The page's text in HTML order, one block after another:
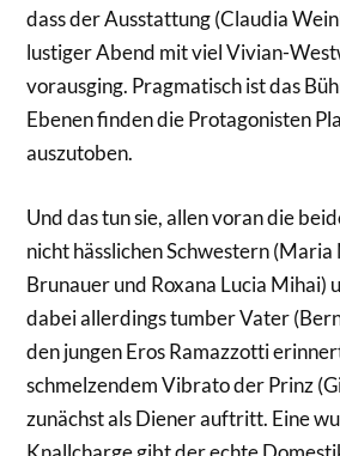
dass der Ausstattung (Claudia
lustiger Abend mit viel Vivian-
vorausging. Pragmatisch ist das
Ebenen finden die Protagonisten
auszutoben.
Und das tun sie, allen voran die
nicht hässlichen Schwestern
Brunauer und Roxana Lucia Mihai)
dabei allerdings tumber Vater
den jungen Eros Ramazzotti
schmelzendem Vibrato der Prinz
zunächst als Diener auftritt. Eine